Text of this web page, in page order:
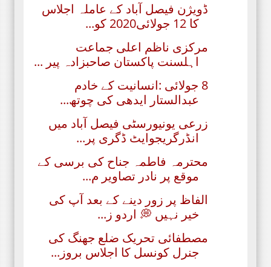
ڈویژن فیصل آباد کے عاملہ اجلاس
کا 12 جولائی2020 کو...
مرکزی ناظم اعلی جماعت
اہلسنت پاکستان صاحبزادہ پیر ...
8 جولائی :انسانیت کے خادم
عبدالستار ایدھی کی چوتھ...
زرعی یونیورسٹی فیصل آباد میں
انڈرگریجوایٹ ڈگری پر...
محترمہ فاطمہ جناح کی برسی کے
موقع پر نادر تصاویر م...
الفاظ پر زور دینے کے بعد آپ کی
خیر نہیں 💭 اردو ز...
مصطفائی تحریک ضلع جھنگ کی
جنرل کونسل کا اجلاس بروز...